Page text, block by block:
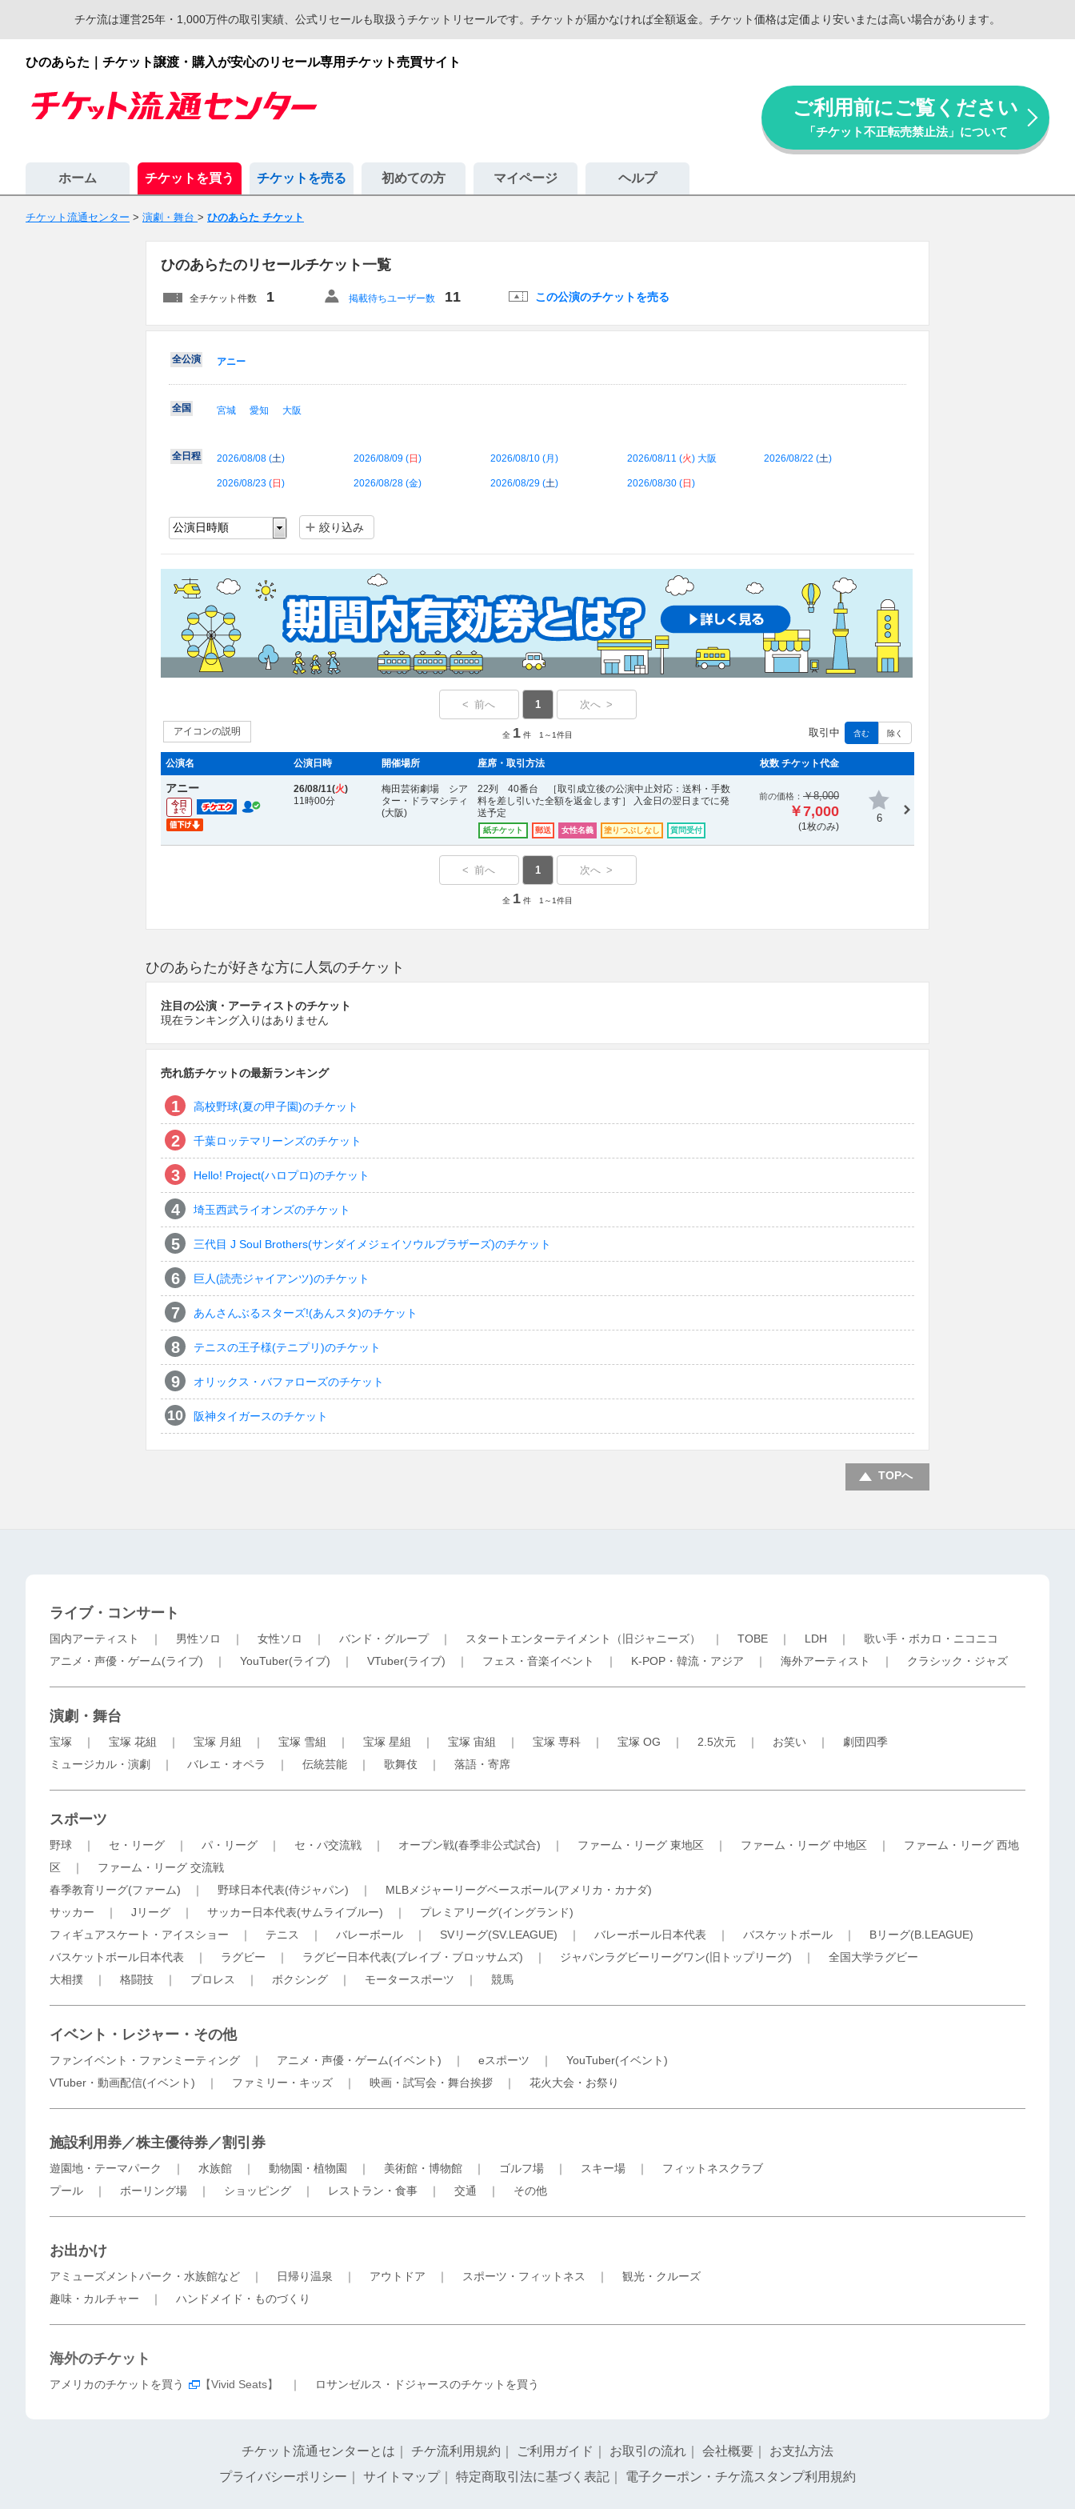
チケ流は運営25年・1,000万件の取引実績、公式リセールも取扱うチケットリセールです。チケットが届かなければ全額返金。チケット価格は定価より安いまたは高い場合があります。
ひのあらた｜チケット譲渡・購入が安心のリセール専用チケット売買サイト
ご利用前にご覧ください
「チケット不正転売禁止法」について
ホーム チケットを買う チケットを売る 初めての方 マイページ ヘルプ
チケット流通センター > 演劇・舞台 > ひのあらた チケット
ひのあらたのリセールチケット一覧
全チケット件数 1 掲載待ちユーザー数 11 この公演のチケットを売る
全公演 アニー
全国 宮城 愛知 大阪
全日程 2026/08/08 (土) 2026/08/09 (日 ) 2026/08/10 (月 ) 2026/08/11 (火) 大阪 2026/08/22 (土)
2026/08/23 (日 ) 2026/08/28 (金) 2026/08/29 (土) 2026/08/30 (日 )
絞り込み
アイコンの説明 取引中 含む 除く
< 前へ 1 次へ >
全 1 件 1～1件目
公演名 公演日時 開催場所 座席・取引方法 枚数 チケット代金
アニー
今日
まで
26/08/11(火)
11時00分
梅田芸術劇場 シア
ター・ドラマシティ
(大阪)
22列 40番台 ［取引成立後の公演中止対応：送料・手数
料を差し引いた全額を返金します］ 入金日の翌日までに発
送予定
紙チケット 郵送 女性名義 塗りつぶしなし 質問受付
前の価格： ￥8,000
￥7,000
(1枚のみ)
6
< 前へ 1 次へ >
全 1 件 1～1件目
ひのあらたが好きな方に人気のチケット
注目の公演・アーティストのチケット
現在ランキング入りはありません
売れ筋チケットの最新ランキング
高校野球(夏の甲子園)のチケット
千葉ロッテマリーンズのチケット
Hello! Project(ハロプロ)のチケット
埼玉西武ライオンズのチケット
三代目 J Soul Brothers(サンダイメジェイソウルブラザーズ)のチケット
巨人(読売ジャイアンツ)のチケット
あんさんぶるスターズ!(あんスタ)のチケット
テニスの王子様(テニプリ)のチケット
オリックス・バファローズのチケット
阪神タイガースのチケット
TOPへ
ライブ・コンサート
国内アーティスト ｜ 男性ソロ ｜ 女性ソロ ｜ バンド・グループ｜ スタートエンターテイメント（旧ジャニーズ） ｜ TOBE ｜ LDH ｜ 歌い手・ボカロ・ニコニコ
アニメ・声優・ゲーム(ライブ) ｜ YouTuber(ライブ) ｜ VTuber(ライブ) ｜ フェス・音楽イベント ｜ K-POP・韓流・アジア ｜ 海外アーティスト ｜ クラシック・ジャズ
演劇・舞台
宝塚 ｜ 宝塚 花組 ｜ 宝塚 月組 ｜ 宝塚 雪組 ｜ 宝塚 星組 ｜ 宝塚 宙組 ｜ 宝塚 専科 ｜ 宝塚 OG ｜ 2.5次元 ｜ お笑い ｜ 劇団四季
ミュージカル・演劇
｜ バレエ・オペラ ｜ 伝統芸能 ｜ 歌舞伎 ｜ 落語・寄席
スポーツ
野球 ｜ セ・リーグ ｜ パ・リーグ ｜ セ・パ交流戦 ｜ オープン戦(春季非公式試合) ｜ ファーム・リーグ 東地区 ｜ ファーム・リーグ 中地区 ｜ ファーム・リーグ 西地
区 ｜ ファーム・リーグ 交流戦
春季教育リーグ(ファーム) ｜ 野球日本代表(侍ジャパン) ｜ MLBメジャーリーグベースボール(アメリカ・カナダ)
サッカー ｜ Jリーグ ｜ サッカー日本代表(サムライブルー) ｜ プレミアリーグ(イングランド)
フィギュアスケート・アイスショー ｜ テニス ｜ バレーボール ｜ SVリーグ(SV.LEAGUE) ｜ バレーボール日本代表 ｜ バスケットボール ｜ Bリーグ(B.LEAGUE)
バスケットボール日本代表 ｜ ラグビー ｜ ラグビー日本代表(ブレイブ・ブロッサムズ) ｜ ジャパンラグビーリーグワン(旧トップリーグ) ｜ 全国大学ラグビー
大相撲 ｜ 格闘技 ｜ プロレス ｜ ボクシング ｜ モータースポーツ ｜ 競馬
イベント・レジャー・その他
ファンイベント・ファンミーティング ｜ アニメ・声優・ゲーム(イベント) ｜ eスポーツ ｜ YouTuber(イベント)
VTuber・動画配信(イベント) ｜ ファミリー・キッズ ｜ 映画・試写会・舞台挨拶 ｜ 花火大会・お祭り
施設利用券／株主優待券／割引券
遊園地・テーマパーク ｜ 水族館 ｜ 動物園・植物園 ｜ 美術館・博物館 ｜ ゴルフ場 ｜ スキー場 ｜ フィットネスクラブ
プール ｜ ボーリング場 ｜ ショッピング ｜ レストラン・食事 ｜ 交通 ｜ その他
お出かけ
アミューズメントパーク・水族館など ｜ 日帰り温泉 ｜ アウトドア ｜ スポーツ・フィットネス ｜ 観光・クルーズ
趣味・カルチャー ｜ ハンドメイド・ものづくり
海外のチケット
アメリカのチケットを買う 【Vivid Seats】 ｜ ロサンゼルス・ドジャースのチケットを買う
チケット流通センターとは チケ流利用規約 ご利用ガイド お取引の流れ 会社概要
お支払方法
プライバシーポリシー
サイトマップ｜ 特定商取引法に基づく表記 電子クーポン・チケ流スタンプ利用規約